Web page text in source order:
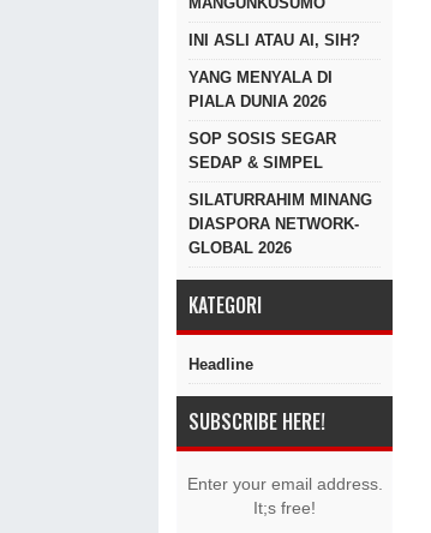
INI ASLI ATAU AI, SIH?
YANG MENYALA DI
PIALA DUNIA 2026
SOP SOSIS SEGAR
SEDAP & SIMPEL
SILATURRAHIM MINANG
DIASPORA NETWORK-
GLOBAL 2026
KATEGORI
Headline
SUBSCRIBE HERE!
Enter your email address.
It;s free!